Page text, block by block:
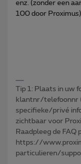
enz. (zonder een
100 door
Tip 1: Plaats in uw
klantnr/telefoonnr
specifieke/privé
zichtbaar voor
Raadpleeg de FAQ
https://
particulieren/